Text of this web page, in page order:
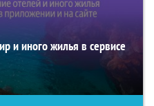
и иного жилья в сервисе